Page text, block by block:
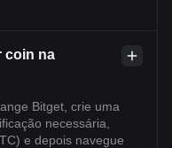
coin na
Bitget, crie uma
necessária,
e depois navegue